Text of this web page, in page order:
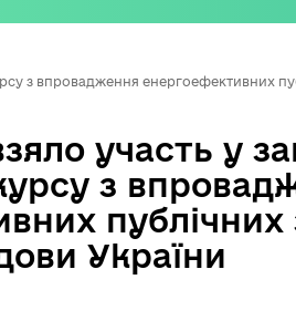
з впровадження енергоефективних
участь у
з
публічних
України